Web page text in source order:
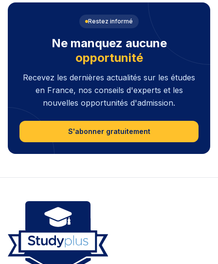
Restez informé
Ne manquez aucune
opportunité
Recevez les dernières actualités sur les études
en France, nos conseils d'experts et les
nouvelles opportunités d'admission.
S'abonner gratuitement